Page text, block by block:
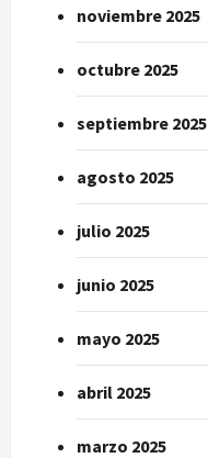
noviembre 2025
octubre 2025
septiembre 2025
agosto 2025
julio 2025
junio 2025
mayo 2025
abril 2025
marzo 2025